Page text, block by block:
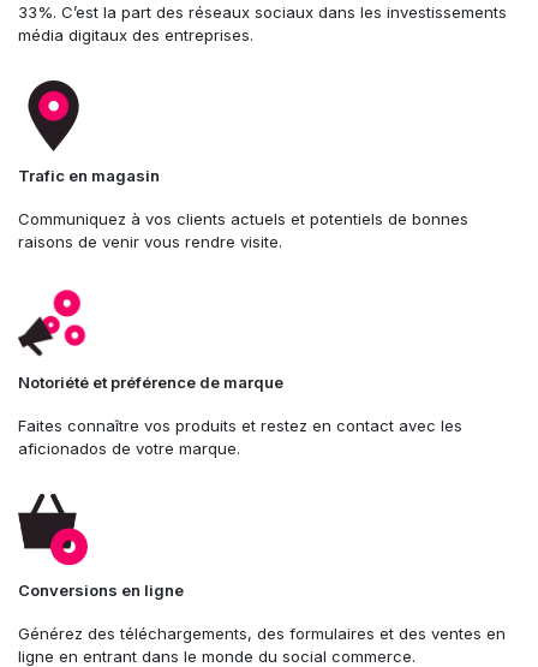
33%. C’est la part des réseaux sociaux dans les investissements
média digitaux des entreprises.
Trafic en magasin
Communiquez à vos clients actuels et potentiels de bonnes
raisons de venir vous rendre visite.
Notoriété et préférence de marque
Faites connaître vos produits et restez en contact avec les
aficionados de votre marque.
Conversions en ligne
Générez des téléchargements, des formulaires et des ventes en
ligne en entrant dans le monde du social commerce.